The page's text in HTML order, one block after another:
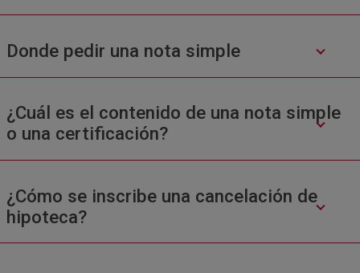
Donde pedir una nota simple
¿Cuál es el contenido de una nota simple
o una certificación?
¿Cómo se inscribe una cancelación de
hipoteca?